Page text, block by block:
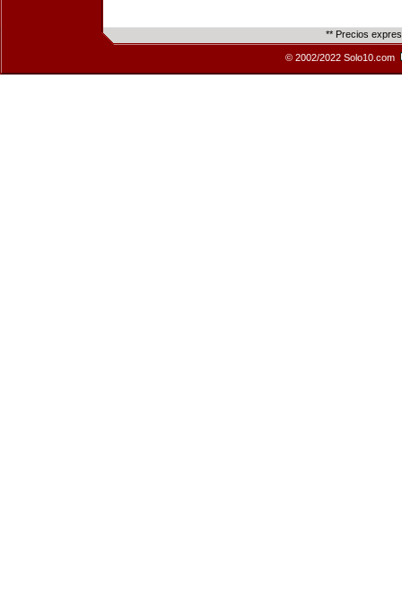
** Precios
© 2002/2022 Solo10.com